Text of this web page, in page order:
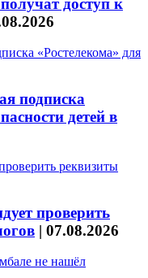
доступ к
подписка
детей в
проверить
| 07.08.2026